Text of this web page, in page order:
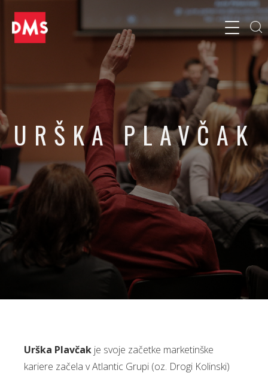
URŠKA PLAVČAK
Direktorica strateškega marketinga, Steklarna Hrastnik / Vaider
Urška Plavčak je svoje začetke marketinške
kariere začela v Atlantic Grupi (oz. Drogi Kolinski)